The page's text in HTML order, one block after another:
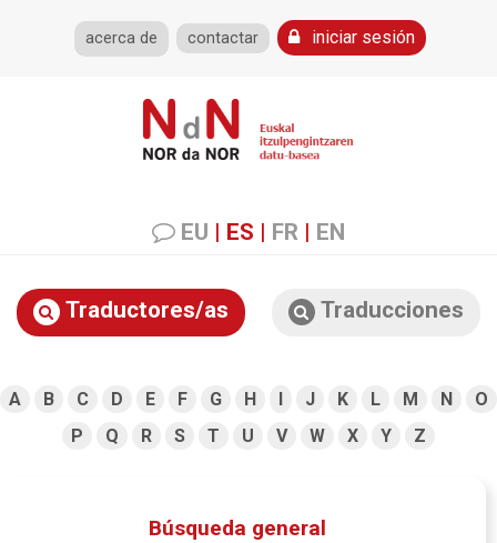
acerca de contactar iniciar sesión
EU | ES | FR | EN
Traductores/as Traducciones
A B C D E F G H I J K L M N
O
P
Q R S T U V W X Y Z
Búsqueda general